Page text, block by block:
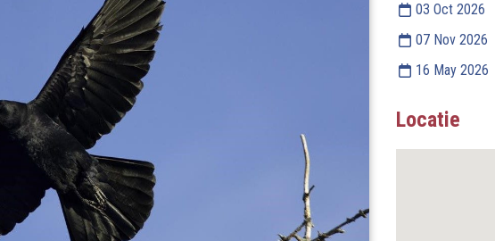
03 Oct 2026
07 Nov 2026
16 May 2026
Locatie